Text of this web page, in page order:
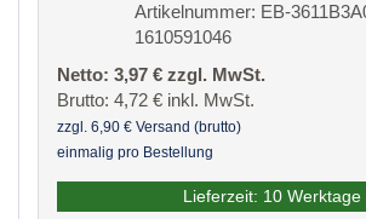
Artikelnummer: EB-
1610591046
Netto: 3,97 € zzgl. MwSt.
Brutto: 4,72 € inkl. MwSt.
zzgl. 6,90 € Versand (brutto)
einmalig pro Bestellung
Lieferzeit: 10 Werktage